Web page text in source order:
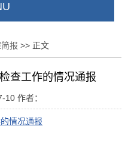
报 >> 正文
查工作的情况通报
10 作者：
情况通报